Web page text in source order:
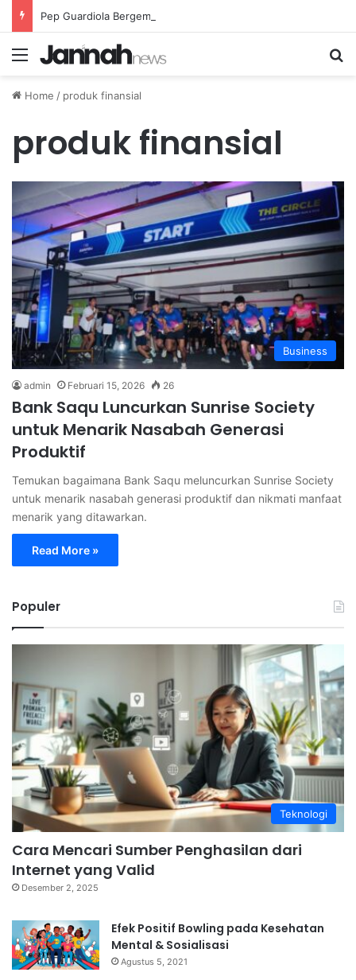
Menu
Home / produk finansial
produk finansial
Business
admin Februari 15, 2026 26
Bank Saqu Luncurkan Sunrise Society
untuk Menarik Nasabah Generasi
Produktif
Temukan bagaimana Bank Saqu meluncurkan Sunrise Society
untuk menarik nasabah generasi produktif dan nikmati manfaat
menarik yang ditawarkan.
Read More »
Populer
Teknologi
Cara Mencari Sumber Penghasilan dari
Internet yang Valid
Desember 2, 2025
Efek Positif Bowling pada Kesehatan
Mental & Sosialisasi
Agustus 5, 2021